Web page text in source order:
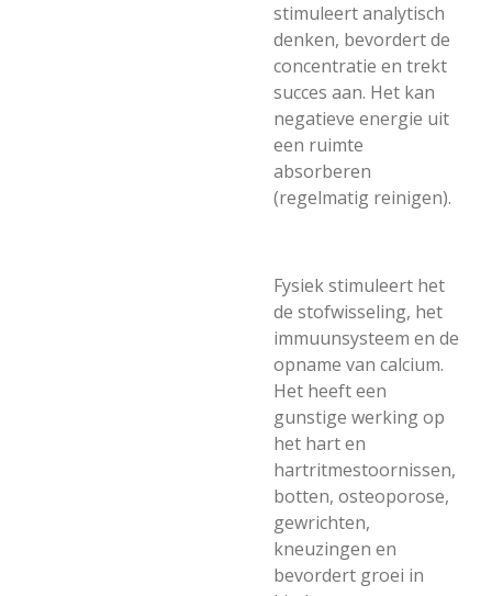
stimuleert analytisch
denken, bevordert de
concentratie en trekt
succes aan. Het kan
negatieve energie uit
een ruimte
absorberen
(regelmatig reinigen).
Fysiek stimuleert het
de stofwisseling, het
immuunsysteem en de
opname van calcium.
Het heeft een
gunstige werking op
het hart en
hartritmestoornissen,
botten, osteoporose,
gewrichten,
kneuzingen en
bevordert groei in